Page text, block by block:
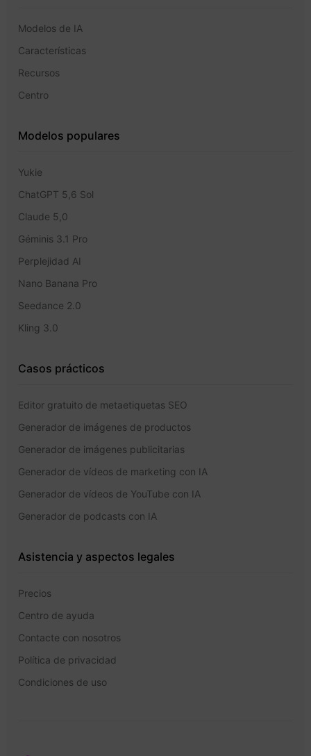
Modelos de IA
Características
Recursos
Centro
Modelos populares
Yukie
ChatGPT 5,6 Sol
Claude 5,0
Géminis 3.1 Pro
Perplejidad AI
Nano Banana Pro
Seedance 2.0
Kling 3.0
Casos prácticos
Editor gratuito de metaetiquetas SEO
Generador de imágenes de productos
Generador de imágenes publicitarias
Generador de vídeos de marketing con IA
Generador de vídeos de YouTube con IA
Generador de podcasts con IA
Asistencia y aspectos legales
Precios
Centro de ayuda
Contacte con nosotros
Política de privacidad
Condiciones de uso